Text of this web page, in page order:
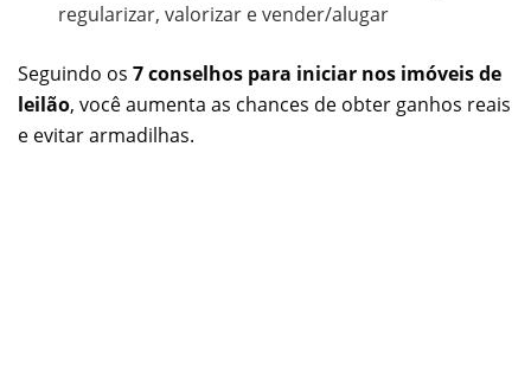
regularizar, valorizar e vender/alugar
Seguindo os 7 conselhos para iniciar nos imóveis de
leilão, você aumenta as chances de obter ganhos reais
e evitar armadilhas.